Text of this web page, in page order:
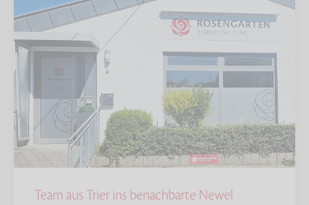
Team aus Trier ins benachbarte Newel